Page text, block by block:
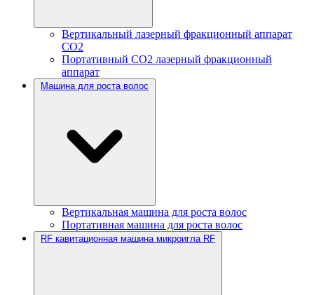
Вертикальный лазерный фракционный аппарат
CO2
Портативный CO2 лазерный фракционный
аппарат
Машина для роста волос
Вертикальная машина для роста волос
Портативная машина для роста волос
RF кавитационная машина микроигла RF